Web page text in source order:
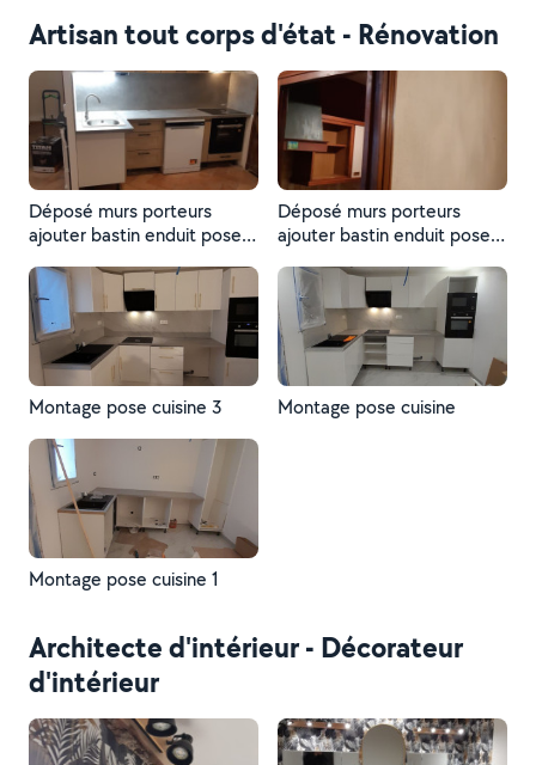
Artisan tout corps d'état - Rénovation
Déposé murs porteurs
ajouter bastin enduit pose
Déposé murs porteurs
ajouter bastin enduit pose
Montage pose cuisine 3 Montage pose cuisine
Montage pose cuisine 1
Architecte d'intérieur - Décorateur
d'intérieur